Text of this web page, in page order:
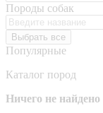
Породы собак
Выбрать все
Популярные
Каталог пород
Ничего не найдено